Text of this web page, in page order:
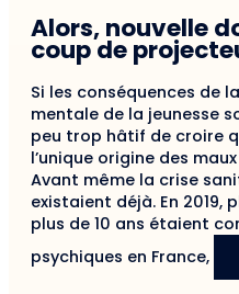
Alors, nouvelle
coup de
Si les conséquences de
mentale de la jeunesse
peu trop hâtif de croire
l’unique origine des
Avant même la crise
existaient déjà. En 2019,
plus de 10 ans étaient
psychiques en France,